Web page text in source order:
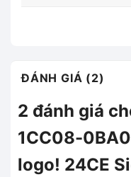
ĐÁNH GIÁ (2)
2 đánh giá
1CC08-
logo! 24CE